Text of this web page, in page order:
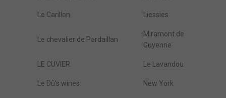
Le Carillon Liessies
Le chevalier de Pardaillan
Miramont de
Guyenne
LE CUVIER Le Lavandou
Le Dû's wines New York